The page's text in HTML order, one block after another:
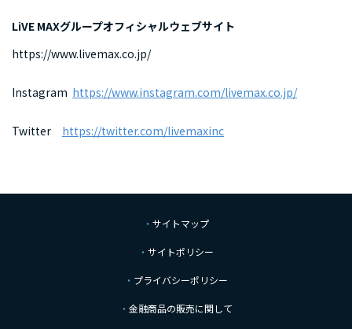
LiVE MAXグループオフィシャルウェブサイト
https://www.livemax.co.jp/
Instagram https://www.instagram.com/livemax.co.jp/
Twitter https://twitter.com/livemaxinc
サイトマップ
サイトポリシー
プライバシーポリシー
金融商品の販売に関して